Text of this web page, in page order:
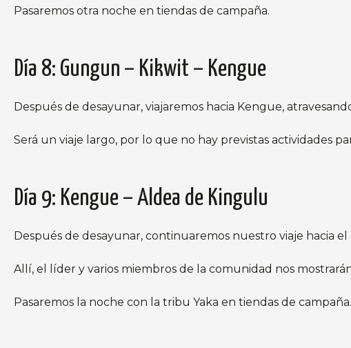
Pasaremos otra noche en tiendas de campaña.
Día 8: Gungun – Kikwit – Kengue
Después de desayunar, viajaremos hacia Kengue,
Será un viaje largo, por lo que no hay previstas actividades
Día 9: Kengue – Aldea de Kingulu
Después de desayunar, continuaremos nuestro viaje hacia
Allí, el líder y varios miembros de la comunidad nos
Pasaremos la noche con la tribu Yaka en tiendas de campaña.